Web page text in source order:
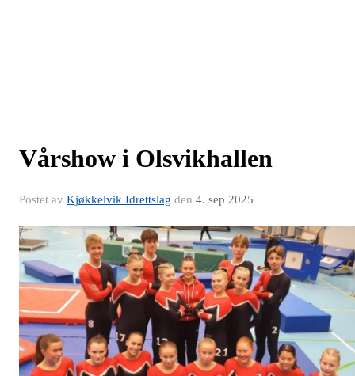
Vårshow i Olsvikhallen
Postet av Kjøkkelvik Idrettslag den 4. sep 2025